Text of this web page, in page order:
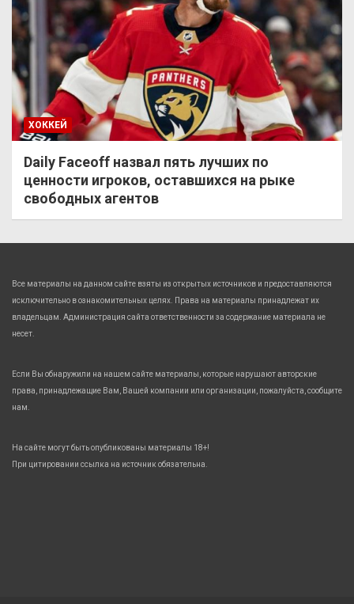
ХОККЕЙ
Daily Faceoff назвал пять лучших по
ценности игроков, оставшихся на рыке
свободных агентов
Все материалы на данном сайте взяты из открытых источников и предоставляются
исключительно в ознакомительных целях. Права на материалы принадлежат их
владельцам. Администрация сайта ответственности за содержание материала не
несет.
Если Вы обнаружили на нашем сайте материалы, которые нарушают авторские
права, принадлежащие Вам, Вашей компании или организации, пожалуйста, сообщите
нам.
На сайте могут быть опубликованы материалы 18+!
При цитировании ссылка на источник обязательна.